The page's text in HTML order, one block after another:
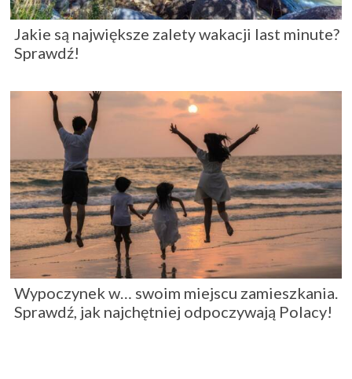
Jakie są największe zalety wakacji last minute?
Sprawdź!
Wypoczynek w… swoim miejscu zamieszkania.
Sprawdź, jak najchętniej odpoczywają Polacy!